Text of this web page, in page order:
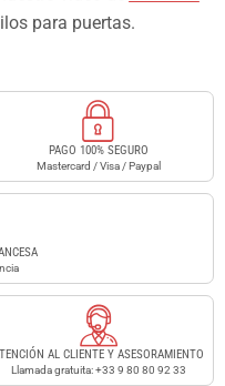
para puertas.
PAGO 100% SEGURO
Mastercard / Visa / Paypal
AL CLIENTE Y ASESORAMIENTO
Llamada gratuita: +33 9 80 80 92 33